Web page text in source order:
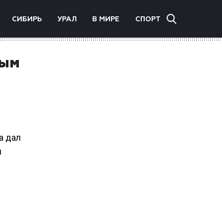
СИБИРЬ УРАЛ В МИРЕ СПОРТ
дал